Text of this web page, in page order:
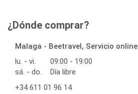
¿Dónde comprar?
Malaga - Beetravel, Servicio online
lu. - vi.
09:00 - 19:00
sá. - do.
Día libre
+34 611 01 96 14